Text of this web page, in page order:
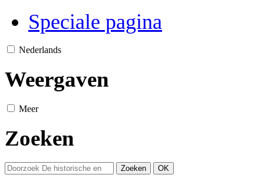
Speciale pagina
Nederlands
Weergaven
Meer
Zoeken